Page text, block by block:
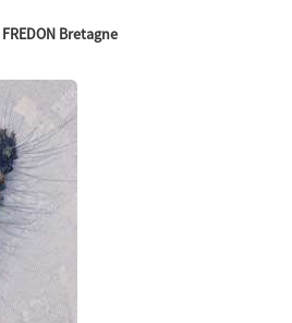
FREDON Bretagne